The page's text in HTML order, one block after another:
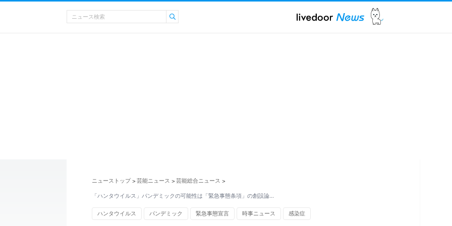
ニューストップ > 芸能ニュース > 芸能総合ニュース >
「ハンタウイルス」パンデミックの可能性は「緊急事態条項」の創設論…
ハンタウイルス パンデミック 緊急事態宣言 時事ニュース 感染症